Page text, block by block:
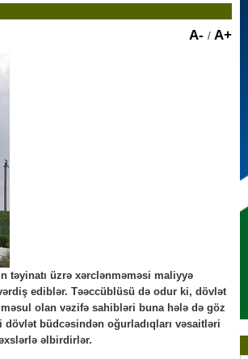
A- / A+
təyinatı üzrə xərclənməməsi maliyyə
ediblər. Təəccüblüsü də odur ki, dövlət
olan vəzifə sahibləri buna hələ də göz
büdcəsindən oğurladıqları vəsaitləri
əlbirdirlər.